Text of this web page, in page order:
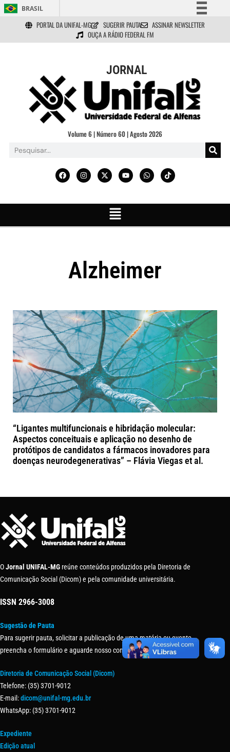
BRASIL
Simplifique!
Comunica BR
Acesso à informação
Legislação
Canais
PORTAL DA UNIFAL-MG SUGERIR PAUTA
ASSINAR NEWSLETTER
OUÇA A RÁDIO FEDERAL FM
JORNAL
Volume 6 | Número 60 | Agosto 2026
Alzheimer
“Ligantes multifuncionais e hibridação molecular:
Aspectos conceituais e aplicação no desenho de
protótipos de candidatos a fármacos inovadores para
doenças neurodegenerativas” – Flávia Viegas et al.
OJornal UNIFAL-MG reúne conteúdos produzidos pela Diretoria de
Comunicação Social (Dicom) e pela comunidade universitária.
ISSN 2966-3008
Sugestão de Pauta
Para sugerir pauta, solicitar a publicação de uma matéria ou evento,
preencha o formulário e aguarde nosso contato.
Diretoria de Comunicação Social (Dicom)
Telefone: (35) 3701-9012
E-mail:dicom@unifal-mg.edu.br
WhatsApp: (35) 3701-9012
Expediente
Edição atual